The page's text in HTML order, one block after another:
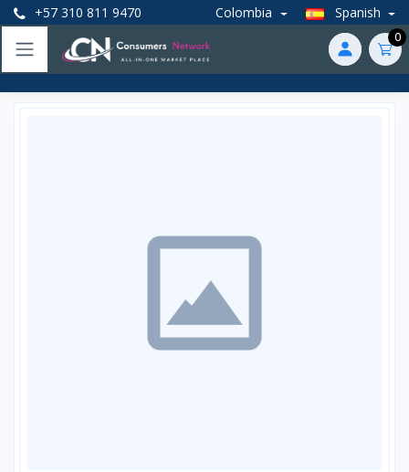
+57 310 811 9470 Colombia Spanish
0